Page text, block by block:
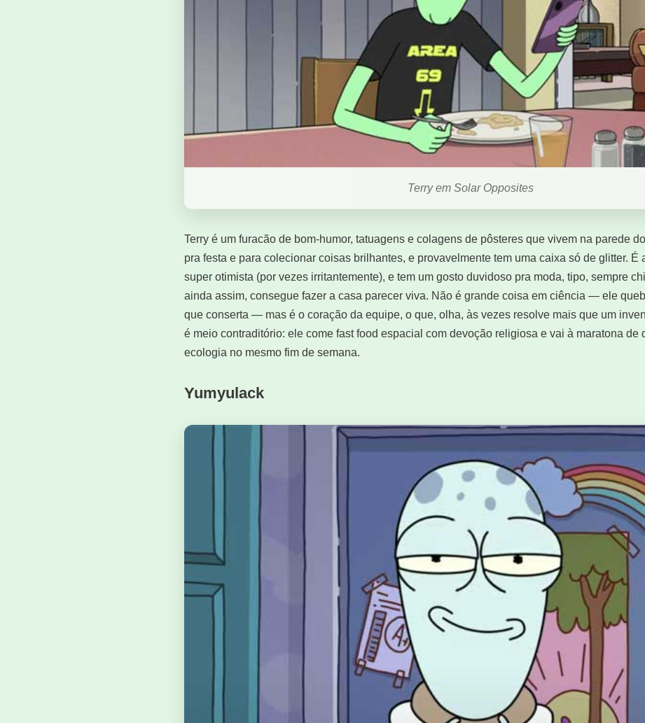
Terry em Solar Opposites
Terry é um furacão de bom-humor, tatuagens e colagens de pôsteres que vivem na parede
pra festa e para colecionar coisas brilhantes, e provavelmente tem uma caixa só de glitter. É
super otimista (por vezes irritantemente), e tem um gosto duvidoso pra moda, tipo, sempre
ainda assim, consegue fazer a casa parecer viva. Não é grande coisa em ciência — ele
que conserta — mas é o coração da equipe, o que, olha, às vezes resolve mais que um
é meio contraditório: ele come fast food espacial com devoção religiosa e vai à maratona de
ecologia no mesmo fim de semana.
Yumyulack